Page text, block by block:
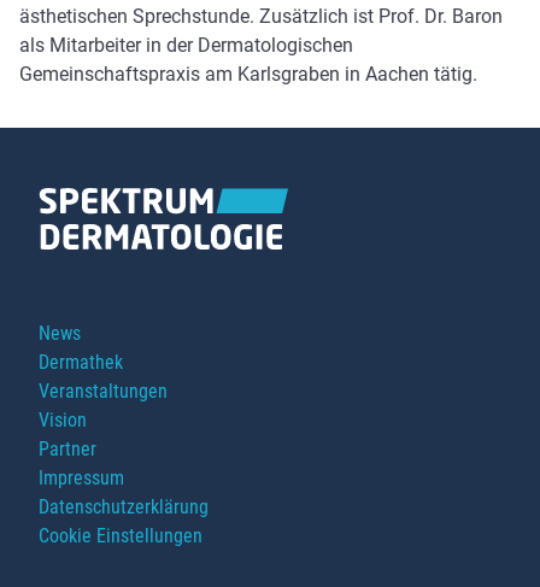
ästhetischen Sprechstunde. Zusätzlich ist Prof. Dr. Baron
als Mitarbeiter in der Dermatologischen
Gemeinschaftspraxis am Karlsgraben in Aachen tätig.
Navigation
überspringen
News
Dermathek
Veranstaltungen
Vision
Partner
Impressum
Datenschutzerklärung
Cookie Einstellungen